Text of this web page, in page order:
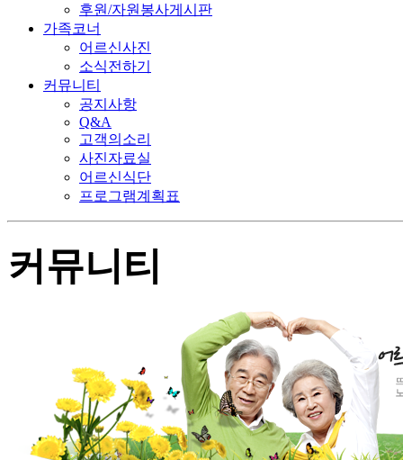
후원/자원봉사게시판
가족코너
어르신사진
소식전하기
커뮤니티
공지사항
Q&A
고객의소리
사진자료실
어르신식단
프로그램계획표
커뮤니티